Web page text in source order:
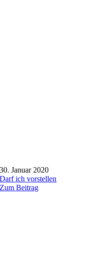
30. Januar 2020
Darf ich vorstellen
Zum Beitrag